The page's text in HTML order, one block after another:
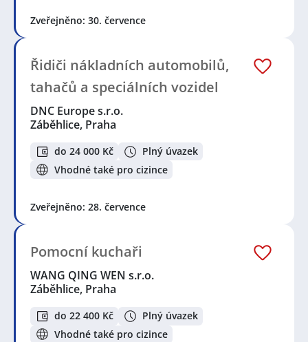
Zveřejněno: 30. července
Řidiči nákladních automobilů,
tahačů a speciálních vozidel
DNC Europe s.r.o.
Záběhlice, Praha
do 24 000 Kč
Plný úvazek
Vhodné také pro cizince
Zveřejněno: 28. července
Pomocní kuchaři
WANG QING WEN s.r.o.
Záběhlice, Praha
do 22 400 Kč
Plný úvazek
Vhodné také pro cizince